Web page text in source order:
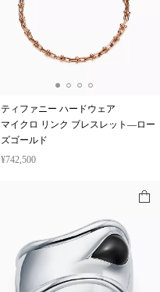
ティファニー ハードウェア
マイクロ リンク ブレスレット—ロー
ズゴールド
¥742,500